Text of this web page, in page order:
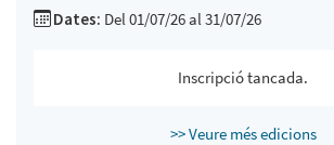
Dates: Del 01/07/26 al 31/07/26
Inscripció tancada.
>> Veure més edicions